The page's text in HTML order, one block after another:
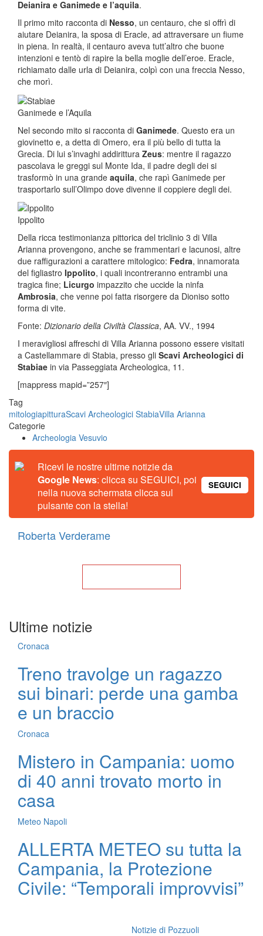
Deianira e Ganimede e l’aquila.
Il primo mito racconta di Nesso, un centauro, che si offrì di
aiutare Deianira, la sposa di Eracle, ad attraversare un fiume
in piena. In realtà, il centauro aveva tutt’altro che buone
intenzioni e tentò di rapire la bella moglie dell’eroe. Eracle,
richiamato dalle urla di Deianira, colpì con una freccia Nesso,
che morì.
Ganimede e l’Aquila
Nel secondo mito si racconta di Ganimede. Questo era un
giovinetto e, a detta di Omero, era il più bello di tutta la
Grecia. Di lui s’invaghi addirittura Zeus: mentre il ragazzo
pascolava le greggi sul Monte Ida, il padre degli dei si
trasformò in una grande aquila, che rapì Ganimede per
trasportarlo sull’Olimpo dove divenne il coppiere degli dei.
Ippolito
Della ricca testimonianza pittorica del triclinio 3 di Villa
Arianna provengono, anche se frammentari e lacunosi, altre
due raffigurazioni a carattere mitologico: Fedra, innamorata
del figliastro Ippolito, i quali incontreranno entrambi una
tragica fine; Licurgo impazzito che uccide la ninfa
Ambrosia, che venne poi fatta risorgere da Dioniso sotto
forma di vite.
Fonte: Dizionario della Civiltà Classica, AA. VV., 1994
I meravigliosi affreschi di Villa Arianna possono essere visitati
a Castellammare di Stabia, presso gli Scavi Archeologici di
Stabiae in via Passeggiata Archeologica, 11.
[mappress mapid=”257″]
Tag
mitologiapitturaScavi Archeologici StabiaVilla Arianna
Categorie
Archeologia Vesuvio
Ricevi le nostre ultime notizie da
Google News: clicca su SEGUICI, poi
nella nuova schermata clicca sul
pulsante con la stella!
SEGUICI
Roberta Verderame
Ultime notizie
Cronaca
Treno travolge un ragazzo
sui binari: perde una gamba
e un braccio
Cronaca
Mistero in Campania: uomo
di 40 anni trovato morto in
casa
Meteo Napoli
ALLERTA METEO su tutta la
Campania, la Protezione
Civile: “Temporali improvvisi”
Notizie di Pozzuoli